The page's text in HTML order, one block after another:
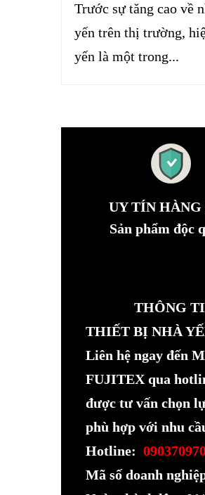
Trước sự tăng cao về
yến trên thị trường,
yến là một trong...
UY TÍN
Sản phẩm độc
THÔNG
THIẾT BỊ NHÀ
Liên hệ ngay đến
FUJITEX qua
được tư vấn chọn
phù hợp với nhu
Hotline:
Mã số doanh